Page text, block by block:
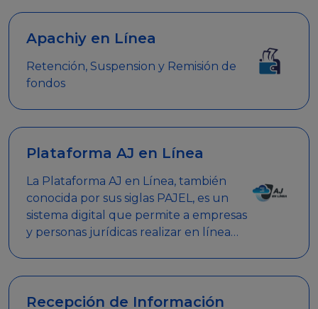
clave.
Apachiy en Línea
Retención, Suspension y Remisión de
fondos
Plataforma AJ en Línea
La Plataforma AJ en Línea, también
conocida por sus siglas PAJEL, es un
sistema digital que permite a empresas
y personas jurídicas realizar en línea
Recepción de Información